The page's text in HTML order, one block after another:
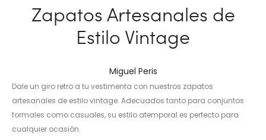
Zapatos Artesanales de
Estilo Vintage
Miguel Peris
Dale un giro retro a tu vestimenta con nuestros zapatos
artesanales de estilo vintage. Adecuados tanto para conjuntos
formales como casuales, su estilo atemporal es perfecto para
cualquier ocasión.